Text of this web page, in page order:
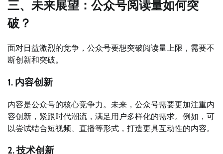
三、未来展望：公众号阅读量如何突
破？
面对日益激烈的竞争，公众号要想突破阅读量上限，需要不
断创新和突破。
1. 内容创新
内容是公众号的核心竞争力。未来，公众号需要更加注重内
容创新，紧跟时代潮流，满足用户多样化的需求。例如，可
以尝试结合短视频、直播等形式，打造更具互动性的内容。
2. 技术创新